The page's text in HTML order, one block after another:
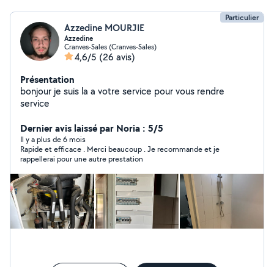
Particulier
Azzedine MOURJIE
Azzedine
Cranves-Sales (Cranves-Sales)
4,6/5 (26 avis)
Présentation
bonjour je suis la a votre service pour vous rendre
service
Dernier avis laissé par Noria : 5/5
Il y a plus de 6 mois
Rapide et efficace . Merci beaucoup . Je recommande et je
rappellerai pour une autre prestation